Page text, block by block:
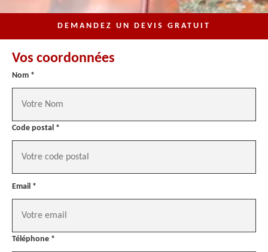
DEMANDEZ UN DEVIS GRATUIT
Vos coordonnées
Nom *
Code postal *
Email *
Téléphone *